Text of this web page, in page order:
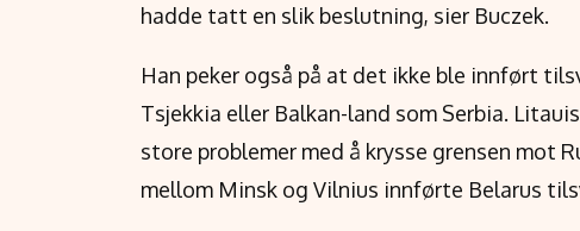
hadde tatt en slik beslutning, sier Buczek.
Han peker også på at det ikke ble innført
Tsjekkia eller Balkan-land som Serbia.
store problemer med å krysse grensen mot
mellom Minsk og Vilnius innførte Belarus